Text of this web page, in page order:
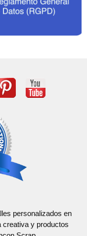
personalizados en
creativa y productos